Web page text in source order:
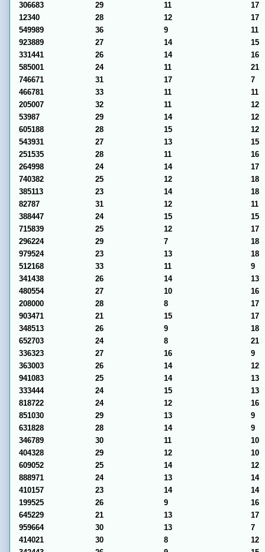
306683
29 11
17
12340
28 12
17
549989
36 9
11
923889
27 14
15
331441
26 14
16
585001
24 11
21
746671
31 17
7
466781
33 11
11
205007
32 11
12
53987
29 14
12
605188
28 15
12
543931
27 13
15
251535
28 11
16
264998
24 14
17
740382
25 12
18
385113
23 14
18
82787
31 12
11
388447
24 15
15
715839
25 12
17
296224
29 7
18
979524
23 13
18
512168
33 11
9
341438
26 14
13
480554
27 10
16
208000
28 8
17
903471
21 15
17
348513
26 9
18
652703
24 8
21
336323
27 16
9
363003
26 14
12
941083
25 14
13
333444
24 15
13
818722
24 12
16
851030
29 13
9
631828
28 14
9
346789
30 11
10
404328
29 12
10
609052
25 14
12
888971
24 13
14
410157
23 14
14
199525
26 9
16
645229
21 13
17
959664
30 13
7
414021
30 8
12